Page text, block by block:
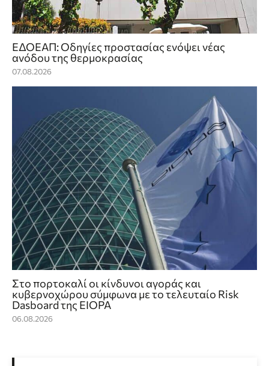
ΕΔΟΕΑΠ: Οδηγίες προστασίας ενόψει νέας
ανόδου της θερμοκρασίας
07.08.2026
Στο πορτοκαλί οι κίνδυνοι αγοράς και
κυβερνοχώρου σύμφωνα με το τελευταίο Risk
Dasboard της EIOPA
06.08.2026